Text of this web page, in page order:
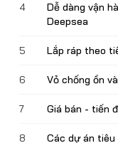
4
Dễ dàng vận
Deepsea
5 Lắp ráp theo
6 Vỏ chống ồn
7 Giá bán - tiến
8
Các dự án tiêu